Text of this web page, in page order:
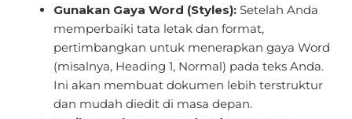
Gunakan Gaya Word (Styles): Setelah Anda
memperbaiki tata letak dan format,
pertimbangkan untuk menerapkan gaya Word
(misalnya, Heading 1, Normal) pada teks Anda.
Ini akan membuat dokumen lebih terstruktur
dan mudah diedit di masa depan.